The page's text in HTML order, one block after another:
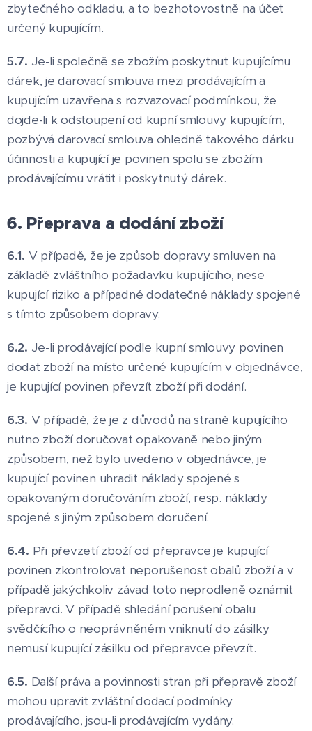
zbytečného odkladu, a to bezhotovostně na účet
určený kupujícím.
5.7. Je-li společně se zbožím poskytnut kupujícímu
dárek, je darovací smlouva mezi prodávajícím a
kupujícím uzavřena s rozvazovací podmínkou, že
dojde-li k odstoupení od kupní smlouvy kupujícím,
pozbývá darovací smlouva ohledně takového dárku
účinnosti a kupující je povinen spolu se zbožím
prodávajícímu vrátit i poskytnutý dárek.
6. Přeprava a dodání zboží
6.1. V případě, že je způsob dopravy smluven na
základě zvláštního požadavku kupujícího, nese
kupující riziko a případné dodatečné náklady spojené
s tímto způsobem dopravy.
6.2. Je-li prodávající podle kupní smlouvy povinen
dodat zboží na místo určené kupujícím v objednávce,
je kupující povinen převzít zboží při dodání.
6.3. V případě, že je z důvodů na straně kupujícího
nutno zboží doručovat opakovaně nebo jiným
způsobem, než bylo uvedeno v objednávce, je
kupující povinen uhradit náklady spojené s
opakovaným doručováním zboží, resp. náklady
spojené s jiným způsobem doručení.
6.4. Při převzetí zboží od přepravce je kupující
povinen zkontrolovat neporušenost obalů zboží a v
případě jakýchkoliv závad toto neprodleně oznámit
přepravci. V případě shledání porušení obalu
svědčícího o neoprávněném vniknutí do zásilky
nemusí kupující zásilku od přepravce převzít.
6.5. Další práva a povinnosti stran při přepravě zboží
mohou upravit zvláštní dodací podmínky
prodávajícího, jsou-li prodávajícím vydány.